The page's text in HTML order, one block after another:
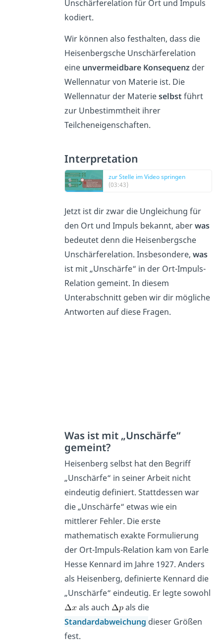
Unschärferelation für Ort und Impuls
kodiert.
Wir können also festhalten, dass die
Heisenbergsche Unschärferelation
eine unvermeidbare Konsequenz der
Wellennatur von Materie ist. Die
Wellennatur der Materieselbst führt
zur Unbestimmtheit ihrer
Teilcheneigenschaften.
Interpretation
zur Stelle im Video springen
(03:43)
Jetzt ist dir zwar die Ungleichung für
den Ort und Impuls bekannt, aberwas
bedeutet denn die Heisenbergsche
Unschärferelation. Insbesondere,was
ist mit „Unschärfe“ in der Ort-Impuls-
Relation gemeint. In diesem
Unterabschnitt geben wir dir mögliche
Antworten auf diese Fragen.
Was ist mit „Unschärfe“
gemeint?
Heisenberg selbst hat den Begriff
„Unschärfe“ in seiner Arbeit nicht
eindeutig definiert. Stattdessen war
die „Unschärfe“ etwas wie ein
mittlerer Fehler. Die erste
mathematisch exakte Formulierung
der Ort-Impuls-Relation kam von Earle
Hesse Kennard im Jahre 1927. Anders
als Heisenberg, definierte Kennard die
„Unschärfe“ eindeutig. Er legte sowohl
als auch
als die
Standardabweichung dieser Größen
fest.